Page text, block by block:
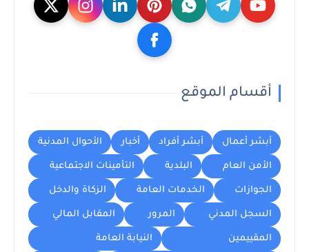
أقسام الموقع
أبشر أعمال أبشر أفراد أخبار الأحوال المدنية
الأمن العام البلدية التأمينات الاجتماعية
الجوازات الخدمات العامة الزكاة والدخل
السجل المدني المرور المقابل المالي
المقييمين النيابة العامة